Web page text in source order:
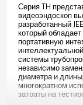
Серия TH
видеоэндоскоп
разработанный
который
портативную
системы
независимо
диаметра и
многократном
затраты на